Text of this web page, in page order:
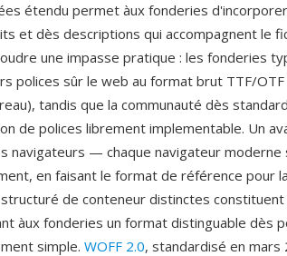
étendu permet àux fonderies
et dès descriptions qui accompagnent le
une impasse pratique : les fonderies
polices sûr le web au format brut TTF/
tandis que la communauté dès
de polices librement implementable. Un
navigateurs — chaque navigateur
en faisant le format de référence pour
de conteneur distinctes
àux fonderies un format distinguable dès
simple. WOFF 2.0, standardisé en mars